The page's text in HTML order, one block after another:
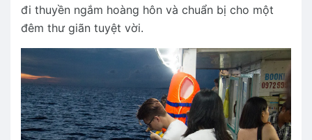
đi thuyền ngắm hoàng hôn và chuẩn bị cho một
đêm thư giãn tuyệt vời.